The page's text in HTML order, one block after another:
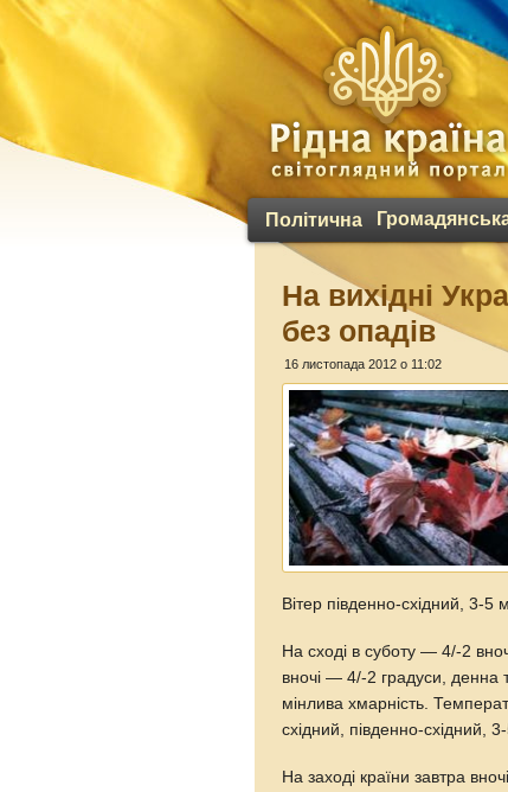
Політична
На вихідні
без опадів
16 листопада 2012 о 11:02
Вітер південно-східний, 3-5
На сході в суботу — 4/-2
вночі — 4/-2 градуси, денна
мінлива хмарність.
східний, південно-східний,
На заході країни завтра